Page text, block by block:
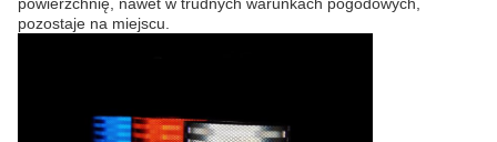
pozostaje na miejscu.